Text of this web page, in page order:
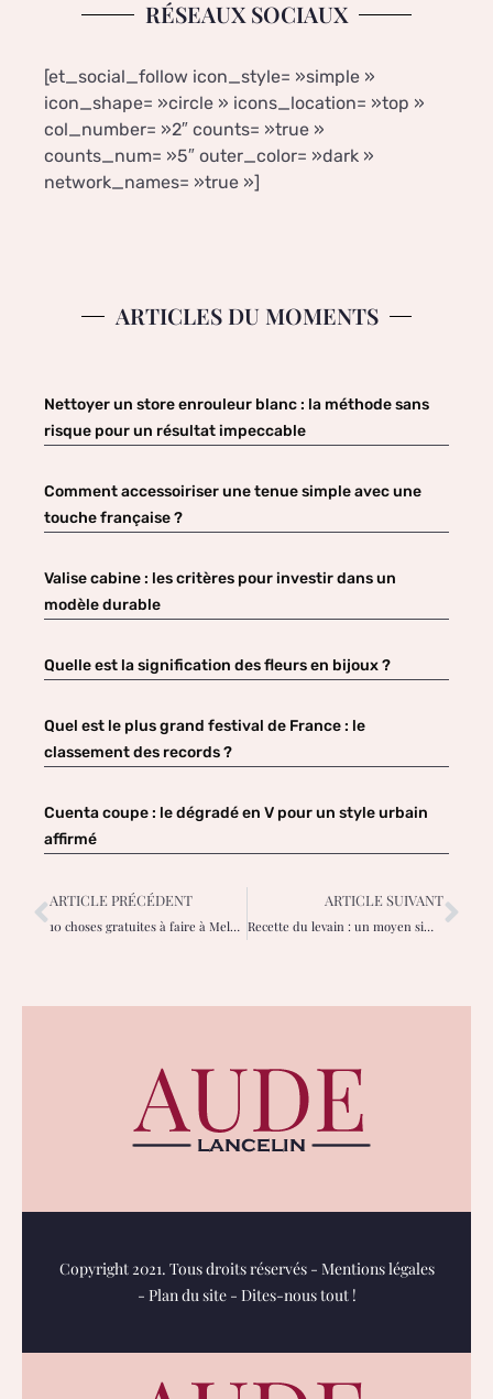
RÉSEAUX SOCIAUX
[et_social_follow icon_style= »simple »
icon_shape= »circle » icons_location= »top »
col_number= »2″ counts= »true »
counts_num= »5″ outer_color= »dark »
network_names= »true »]
ARTICLES DU MOMENTS
Nettoyer un store enrouleur blanc : la méthode sans
risque pour un résultat impeccable
Comment accessoiriser une tenue simple avec une
touche française ?
Valise cabine : les critères pour investir dans un
modèle durable
Quelle est la signification des fleurs en bijoux ?
Quel est le plus grand festival de France : le
classement des records ?
Cuenta coupe : le dégradé en V pour un style urbain
affirmé
ARTICLE PRÉCÉDENT
10 choses gratuites à faire à Melbourne
ARTICLE SUIVANT
Recette du levain : un moyen simple de faire du bon pain au levain
Copyright 2021. Tous droits réservés - Mentions légales
- Plan du site- Dites-nous tout !